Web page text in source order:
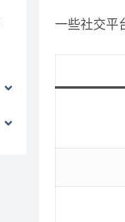
一些社交平